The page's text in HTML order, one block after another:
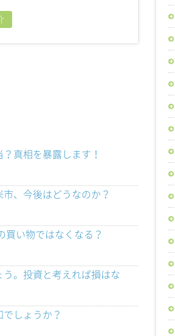
真相を暴露します！
、今後はどうなのか？
買い物ではなくなる？
。投資と考えれば損はな
しょうか？